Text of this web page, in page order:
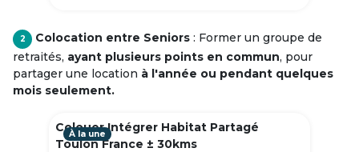
2 Colocation entre Seniors : Former un groupe de
retraités, ayant plusieurs points en commun, pour
partager une location à l'année ou pendant quelques
mois seulement.
Colouer Intégrer Habitat Partagé
Toulon France ± 30kms
À la une